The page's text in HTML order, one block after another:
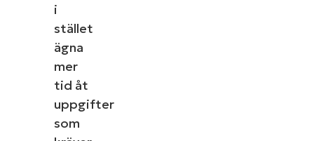
i
stället
ägna
mer
tid åt
uppgifter
som